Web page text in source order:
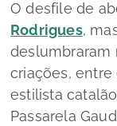
O desfile de
Rodrigues,
deslumbraram
criações, entre
estilista
Passarela